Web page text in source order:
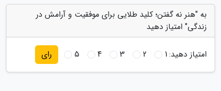
به "هنر نه گفتن؛ کلید طلایی برای موفقیت و آرامش در
زندگی" امتیاز دهید
امتیاز دهید:1
2
3
4
5 رای